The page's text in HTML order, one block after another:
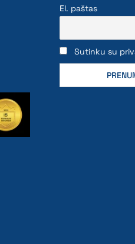
El. paštas
Sutinku su